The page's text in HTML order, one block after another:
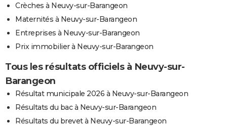
Crèches à Neuvy-sur-Barangeon
Maternités à Neuvy-sur-Barangeon
Entreprises à Neuvy-sur-Barangeon
Prix immobilier à Neuvy-sur-Barangeon
Tous les résultats officiels à Neuvy-sur-
Barangeon
Résultat municipale 2026 à Neuvy-sur-Barangeon
Résultats du bac à Neuvy-sur-Barangeon
Résultats du brevet à Neuvy-sur-Barangeon